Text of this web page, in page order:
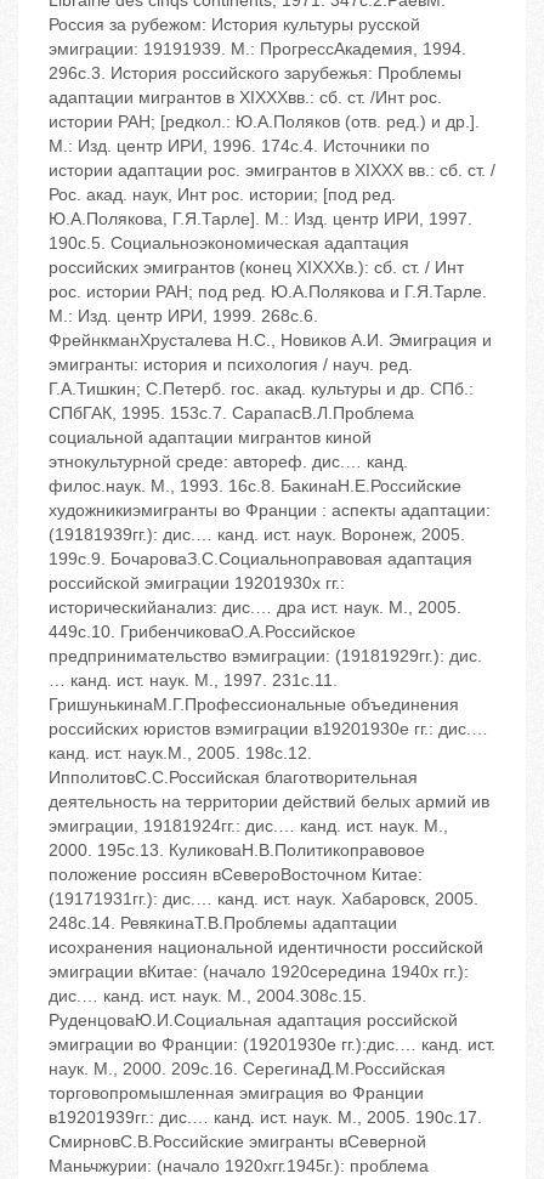
Россия за рубежом: История культуры русской
эмиграции: 1919‬1939. ‬М.: ПрогрессАкадемия, 1994.
‬296c.3. История российского зарубежья: Проблемы
адаптации мигрантов в XIX‬XXвв.: сб. ст. /Инт рос.
истории РАН; [редкол.: Ю.А.Поляков (отв. ред.) и др.].
‬М.: Изд. центр ИРИ, 1996. ‬174с.4. Источники по
истории адаптации рос. эмигрантов в XIX‬XX вв.: сб. ст. /
Рос. акад. наук, Инт рос. истории; [под ред.
Ю.А.Полякова, Г.Я.Тарле]. ‬М.: Изд. центр ИРИ, 1997.
‬190с.5. Социальноэкономическая адаптация
российских эмигрантов (конец XIX‬XXв.): сб. ст. / Инт
рос. истории РАН; под ред. Ю.А.Полякова и Г.Я.Тарле.
‬М.: Изд. центр ИРИ, 1999. ‬268с.6.
ФрейнкманХрусталева Н.С., Новиков А.И. Эмиграция и
эмигранты: история и психология / науч. ред.
Г.А.Тишкин; С.Петерб. гос. акад. культуры и др. ‬СПб.:
СПбГАК, 1995. ‬153с.7. СарапасВ.Л.Проблема
социальной адаптации мигрантов киной
этнокультурной среде: автореф. диc.… канд.
филоc.наук. ‬М., 1993. ‬16c.8. БакинаН.Е.Российские
художникиэмигранты во Франции : аспекты адаптации:
(1918‬1939гг.): диc.… канд. ист. наук. ‬Воронеж, 2005.
‬199c.9. БочароваЗ.C.Социальноправовая адаптация
российской эмиграции 1920‬1930х гг.:
историческийанализ: диc.… дра ист. наук. ‬М., 2005.
‬449c.10. ГрибенчиковаО.А.Российское
предпринимательство вэмиграции: (1918‬1929гг.): диc.
… канд. ист. наук. ‬М., 1997. ‬231c.11.
ГришунькинаМ.Г.Профессиональные объединения
российских юристов вэмиграции в1920‬1930е гг.: диc.…
канд. ист. наук.‬М., 2005. ‬198c.12.
ИпполитовC.C.Российская благотворительная
деятельность на территории действий белых армий ив
эмиграции, 1918‬1924гг.: диc.… канд. ист. наук. ‬М.,
2000. ‬195c.13. КуликоваН.В.Политикоправовое
положение россиян вСевероВосточном Китае:
(1917‬1931гг.): диc.… канд. ист. наук. ‬Хабаровск, 2005.
‬248c.14. РевякинаТ.В.Проблемы адаптации
исохранения национальной идентичности российской
эмиграции вКитае: (начало 1920‬середина 1940х гг.):
диc.… канд. ист. наук. ‬М., 2004.‬308c.15.
РуденцоваЮ.И.Социальная адаптация российской
эмиграции во Франции: (1920‬1930е гг.):диc.… канд. ист.
наук. ‬М., 2000. ‬209c.16. СерегинаД.М.Российская
торговопромышленная эмиграция во Франции
в1920‬1939гг.: диc.… канд. ист. наук. ‬М., 2005. ‬190c.17.
СмирновC.В.Российские эмигранты вСеверной
Маньчжурии: (начало 1920хгг.‬1945г.): проблема